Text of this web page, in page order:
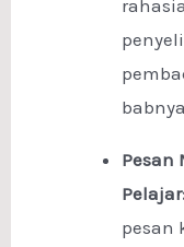
Pesan
pesan